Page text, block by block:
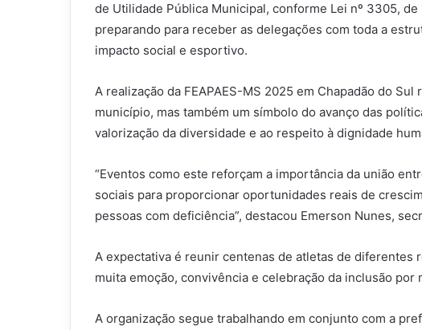
de Utilidade Pública Municipal, conforme Lei nº 3305, de
preparando para receber as delegações com toda a
impacto social e esportivo.
A realização da FEAPAES-MS 2025 em Chapadão do
município, mas também um símbolo do avanço das
valorização da diversidade e ao respeito à dignidade
“Eventos como este reforçam a importância da união
sociais para proporcionar oportunidades reais de
pessoas com deficiência”, destacou Emerson Nunes,
A expectativa é reunir centenas de atletas de diferentes
muita emoção, convivência e celebração da inclusão por
A organização segue trabalhando em conjunto com a